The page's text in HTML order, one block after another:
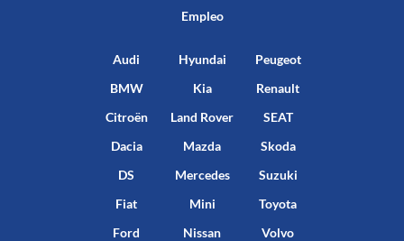
Empleo
Audi
BMW
Citroën
Dacia
DS
Fiat
Ford
Hyundai
Kia
Land Rover
Mazda
Mercedes
Mini
Nissan
Peugeot
Renault
SEAT
Skoda
Suzuki
Toyota
Volvo